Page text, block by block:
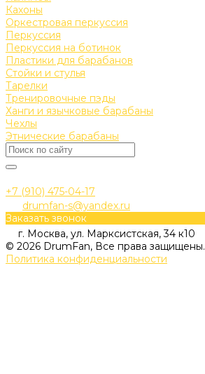
Кахоны
Оркестровая перкуссия
Перкуссия
Перкуссия на ботинок
Пластики для барабанов
Стойки и стулья
Тарелки
Тренировочные пэды
Ханги и язычковые барабаны
Чехлы
Этнические барабаны
+7 (910) 475-04-17
drumfan-s@yandex.ru
Заказать звонок
г. Москва, ул. Марксистская, 34 к10
© 2026 DrumFan, Все права защищены.
Политика конфиденциальности